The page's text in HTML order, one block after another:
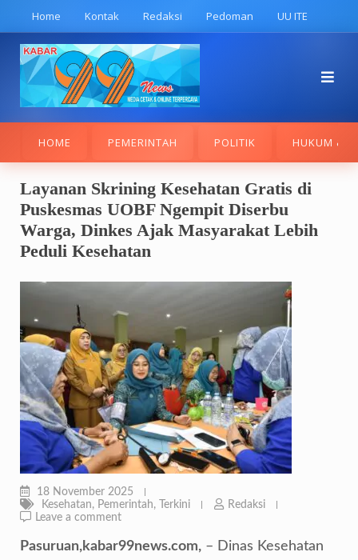
content
Home Kontak Redaksi Pedoman UU ITE
HOME PEMERINTAH POLITIK HUKUM &
Layanan Skrining Kesehatan Gratis di
Puskesmas UOBF Ngempit Diserbu
Warga, Dinkes Ajak Masyarakat Lebih
Peduli Kesehatan
18 November 2025
Kesehatan, Pemerintah, Terkini
Redaksi
Leave a comment
Pasuruan,kabar99news.com, – Dinas Kesehatan